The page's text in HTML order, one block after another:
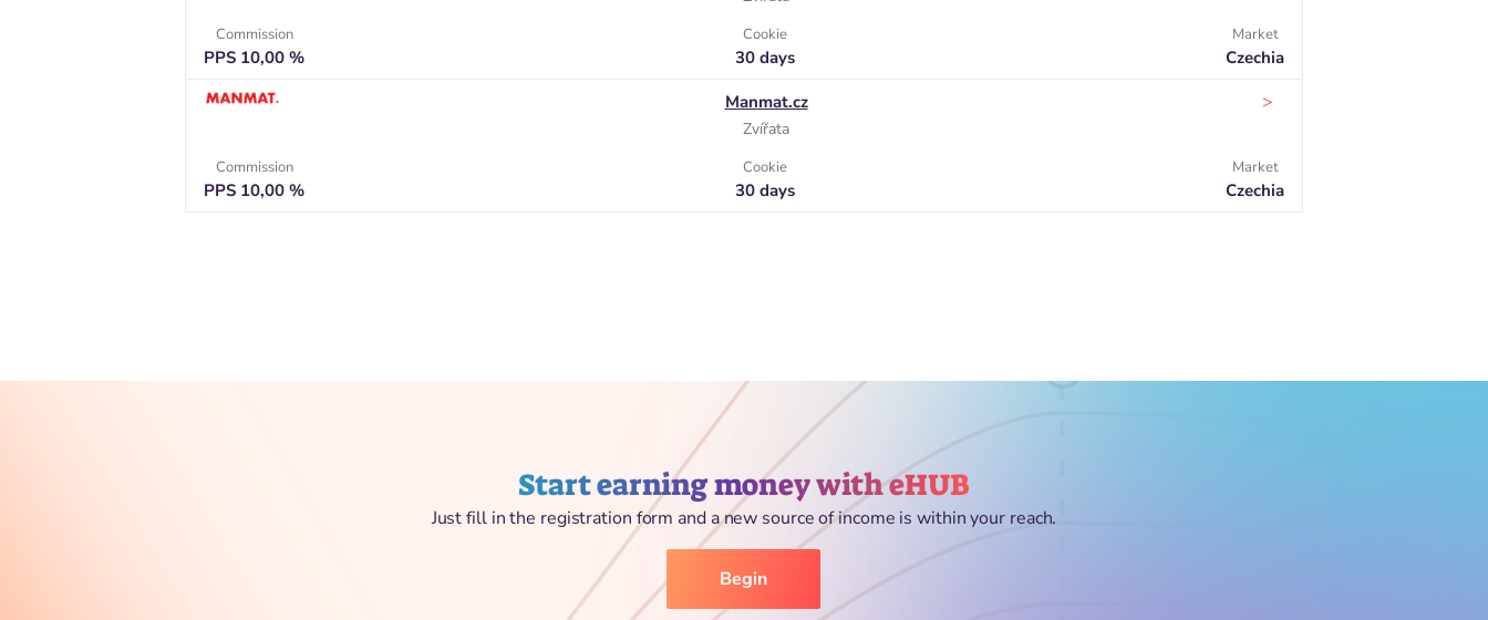
Commission
PPS 10,00 %
Cookie
30 days
Market
Czechia
Manmat.cz
Zvířata
>
Commission
PPS 10,00 %
Cookie
30 days
Market
Czechia
Start earning money with eHUB
Just fill in the registration form and a new source of income is within your reach.
Begin